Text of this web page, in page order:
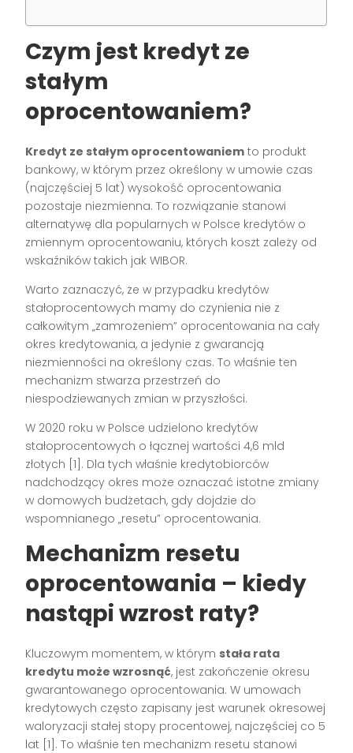
Czym jest kredyt ze
stałym
oprocentowaniem?
Kredyt ze stałym oprocentowaniem to produkt
bankowy, w którym przez określony w umowie czas
(najczęściej 5 lat) wysokość oprocentowania
pozostaje niezmienna. To rozwiązanie stanowi
alternatywę dla popularnych w Polsce kredytów o
zmiennym oprocentowaniu, których koszt zależy od
wskaźników takich jak WIBOR.
Warto zaznaczyć, że w przypadku kredytów
stałoprocentowych mamy do czynienia nie z
całkowitym „zamrożeniem” oprocentowania na cały
okres kredytowania, a jedynie z gwarancją
niezmienności na określony czas. To właśnie ten
mechanizm stwarza przestrzeń do
niespodziewanych zmian w przyszłości.
W 2020 roku w Polsce udzielono kredytów
stałoprocentowych o łącznej wartości 4,6 mld
złotych [1]. Dla tych właśnie kredytobiorców
nadchodzący okres może oznaczać istotne zmiany
w domowych budżetach, gdy dojdzie do
wspomnianego „resetu” oprocentowania.
Mechanizm resetu
oprocentowania – kiedy
nastąpi wzrost raty?
Kluczowym momentem, w którym stała rata
kredytu może wzrosnąć, jest zakończenie okresu
gwarantowanego oprocentowania. W umowach
kredytowych często zapisany jest warunek okresowej
waloryzacji stałej stopy procentowej, najczęściej co 5
lat [1]. To właśnie ten mechanizm resetu stanowi